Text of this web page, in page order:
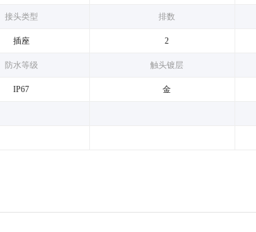
接头类型
插座
排数
2
防水等级
IP67
触头镀层
金